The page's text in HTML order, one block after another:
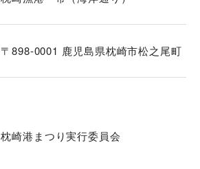
〒898-0001 鹿児島県枕崎市松之尾町
枕崎港まつり実行委員会